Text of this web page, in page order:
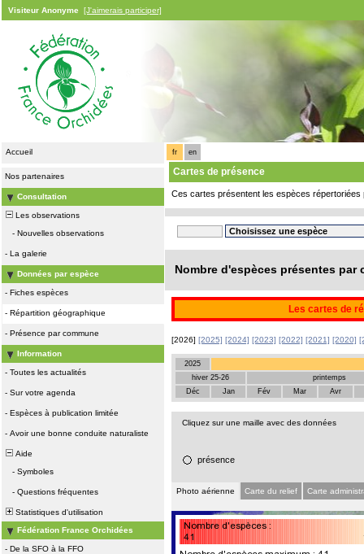
Visiteur Anonyme [J'aimerais participer]
Accueil
Nos partenaires
Consultation
Les observations
- Nouvelles observations
- La galerie
Données par espèce
- Fiches espèces
- Répartition géographique
- Présence par commune
Information
- Toutes les actualités
- Sur votre agenda
- Espèces à publication limitée
- Avoir une bonne conduite naturaliste
Aide
- Symboles
- Questions fréquentes
Statistiques d'utilisation
Fédération France Orchidées
- De la SFO à la FFO
fr en
Cartes de présence
Ces cartes présentent les espèces répertoriées
Nombre d'espèces présentes par
Les cartes de
[2026] [2025] [2024] [2023] [2022] [2021] [2020]
2025
hiver 25-26
printemps
Déc
Jan Fév Mar Avr
Cliquez sur une maille avec des données
présence
Photo aérienne Carte du relief Carte